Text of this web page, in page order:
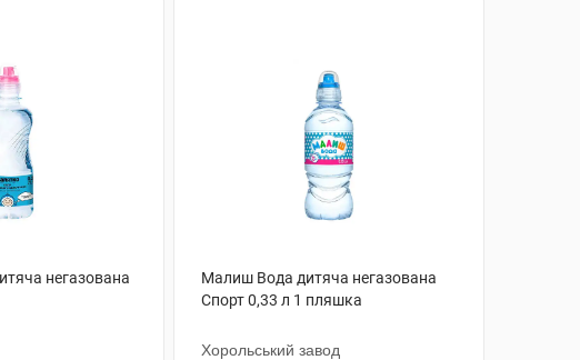
негазована
Малиш Вода дитяча негазована
Спорт 0,33 л 1 пляшка
Хорольський завод